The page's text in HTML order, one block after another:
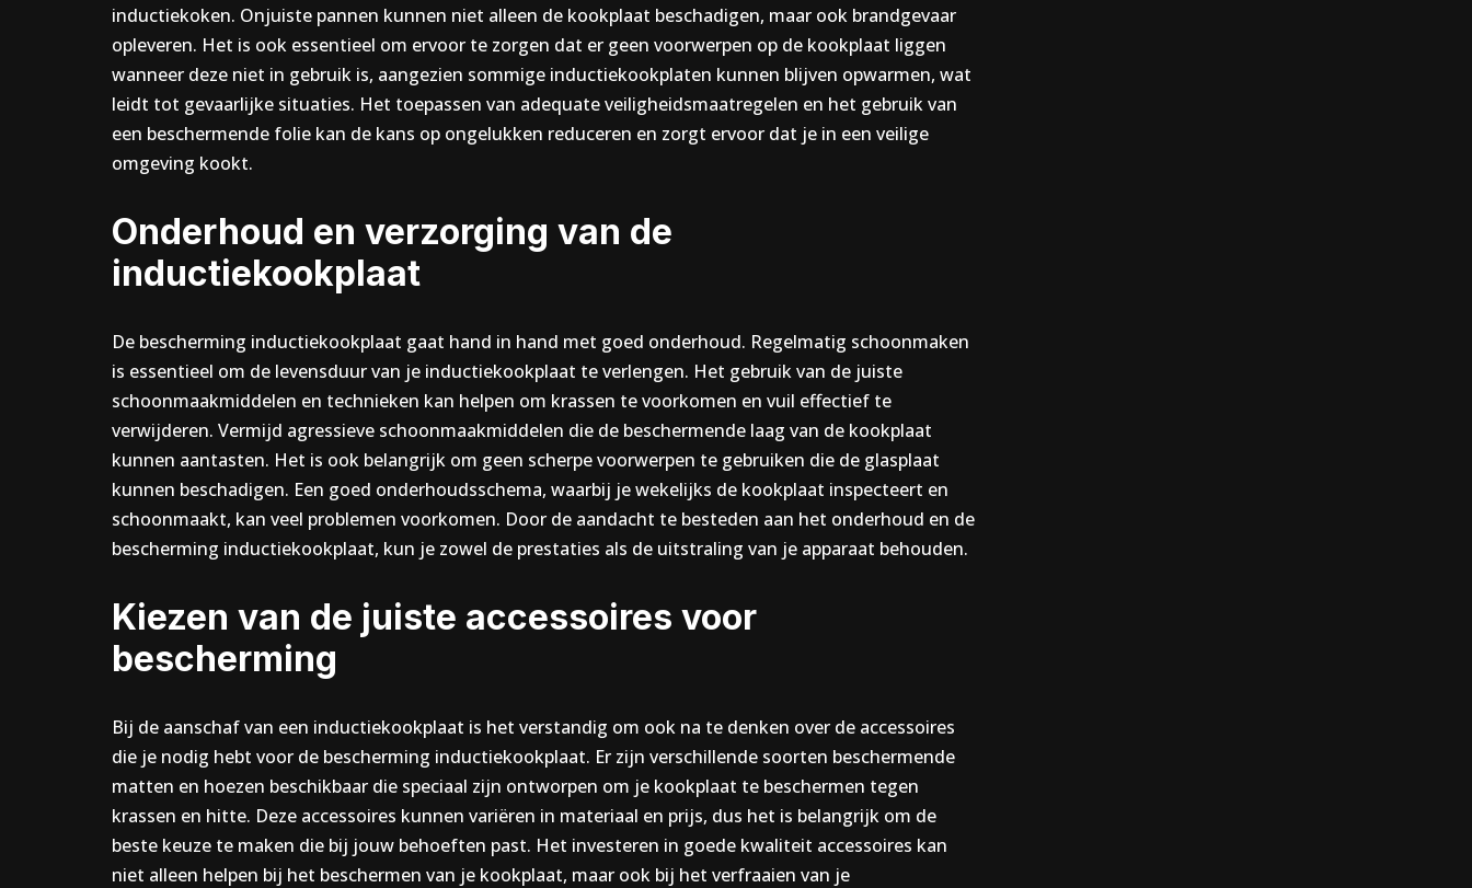
inductiekoken. Onjuiste pannen kunnen niet alleen de kookplaat beschadigen, maar ook brandgevaar
opleveren. Het is ook essentieel om ervoor te zorgen dat er geen voorwerpen op de kookplaat liggen
wanneer deze niet in gebruik is, aangezien sommige inductiekookplaten kunnen blijven opwarmen, wat
leidt tot gevaarlijke situaties. Het toepassen van adequate veiligheidsmaatregelen en het gebruik van
een beschermende folie kan de kans op ongelukken reduceren en zorgt ervoor dat je in een veilige
omgeving kookt.
Onderhoud en verzorging van de
inductiekookplaat
De bescherming inductiekookplaat gaat hand in hand met goed onderhoud. Regelmatig schoonmaken
is essentieel om de levensduur van je inductiekookplaat te verlengen. Het gebruik van de juiste
schoonmaakmiddelen en technieken kan helpen om krassen te voorkomen en vuil effectief te
verwijderen. Vermijd agressieve schoonmaakmiddelen die de beschermende laag van de kookplaat
kunnen aantasten. Het is ook belangrijk om geen scherpe voorwerpen te gebruiken die de glasplaat
kunnen beschadigen. Een goed onderhoudsschema, waarbij je wekelijks de kookplaat inspecteert en
schoonmaakt, kan veel problemen voorkomen. Door de aandacht te besteden aan het onderhoud en de
bescherming inductiekookplaat, kun je zowel de prestaties als de uitstraling van je apparaat behouden.
Kiezen van de juiste accessoires voor
bescherming
Bij de aanschaf van een inductiekookplaat is het verstandig om ook na te denken over de accessoires
die je nodig hebt voor de bescherming inductiekookplaat. Er zijn verschillende soorten beschermende
matten en hoezen beschikbaar die speciaal zijn ontworpen om je kookplaat te beschermen tegen
krassen en hitte. Deze accessoires kunnen variëren in materiaal en prijs, dus het is belangrijk om de
beste keuze te maken die bij jouw behoeften past. Het investeren in goede kwaliteit accessoires kan
niet alleen helpen bij het beschermen van je kookplaat, maar ook bij het verfraaien van je